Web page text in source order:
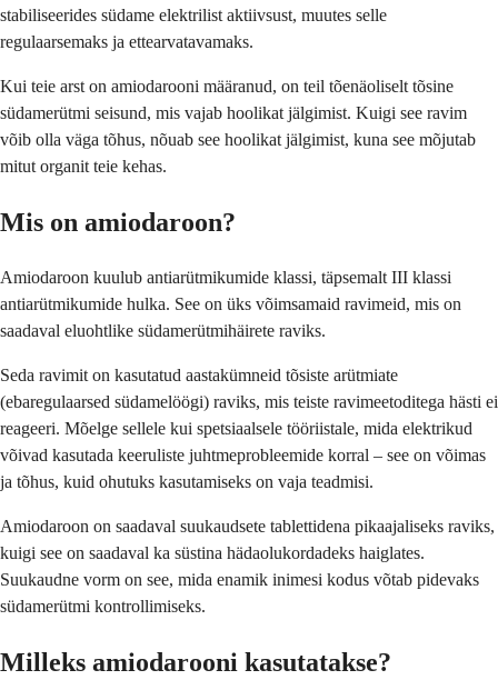
stabiliseerides südame elektrilist aktiivsust, muutes selle
regulaarsemaks ja ettearvatavamaks.
Kui teie arst on amiodarooni määranud, on teil tõenäoliselt tõsine
südamerütmi seisund, mis vajab hoolikat jälgimist. Kuigi see ravim
võib olla väga tõhus, nõuab see hoolikat jälgimist, kuna see mõjutab
mitut organit teie kehas.
Mis on amiodaroon?
Amiodaroon kuulub antiarütmikumide klassi, täpsemalt III klassi
antiarütmikumide hulka. See on üks võimsamaid ravimeid, mis on
saadaval eluohtlike südamerütmihäirete raviks.
Seda ravimit on kasutatud aastakümneid tõsiste arütmiate
(ebaregulaarsed südamelöögi) raviks, mis teiste ravimeetoditega hästi ei
reageeri. Mõelge sellele kui spetsiaalsele tööriistale, mida elektrikud
võivad kasutada keeruliste juhtmeprobleemide korral – see on võimas
ja tõhus, kuid ohutuks kasutamiseks on vaja teadmisi.
Amiodaroon on saadaval suukaudsete tablettidena pikaajaliseks raviks,
kuigi see on saadaval ka süstina hädaolukordadeks haiglates.
Suukaudne vorm on see, mida enamik inimesi kodus võtab pidevaks
südamerütmi kontrollimiseks.
Milleks amiodarooni kasutatakse?